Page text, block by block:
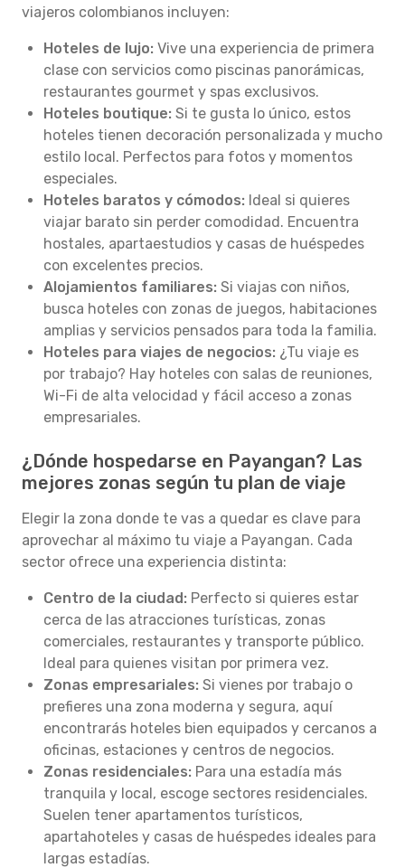
viajeros colombianos incluyen:
Hoteles de lujo: Vive una experiencia de primera
clase con servicios como piscinas panorámicas,
restaurantes gourmet y spas exclusivos.
Hoteles boutique: Si te gusta lo único, estos
hoteles tienen decoración personalizada y mucho
estilo local. Perfectos para fotos y momentos
especiales.
Hoteles baratos y cómodos: Ideal si quieres
viajar barato sin perder comodidad. Encuentra
hostales, apartaestudios y casas de huéspedes
con excelentes precios.
Alojamientos familiares: Si viajas con niños,
busca hoteles con zonas de juegos, habitaciones
amplias y servicios pensados para toda la familia.
Hoteles para viajes de negocios: ¿Tu viaje es
por trabajo? Hay hoteles con salas de reuniones,
Wi-Fi de alta velocidad y fácil acceso a zonas
empresariales.
¿Dónde hospedarse en Payangan? Las
mejores zonas según tu plan de viaje
Elegir la zona donde te vas a quedar es clave para
aprovechar al máximo tu viaje a Payangan. Cada
sector ofrece una experiencia distinta:
Centro de la ciudad: Perfecto si quieres estar
cerca de las atracciones turísticas, zonas
comerciales, restaurantes y transporte público.
Ideal para quienes visitan por primera vez.
Zonas empresariales: Si vienes por trabajo o
prefieres una zona moderna y segura, aquí
encontrarás hoteles bien equipados y cercanos a
oficinas, estaciones y centros de negocios.
Zonas residenciales: Para una estadía más
tranquila y local, escoge sectores residenciales.
Suelen tener apartamentos turísticos,
apartahoteles y casas de huéspedes ideales para
largas estadías.